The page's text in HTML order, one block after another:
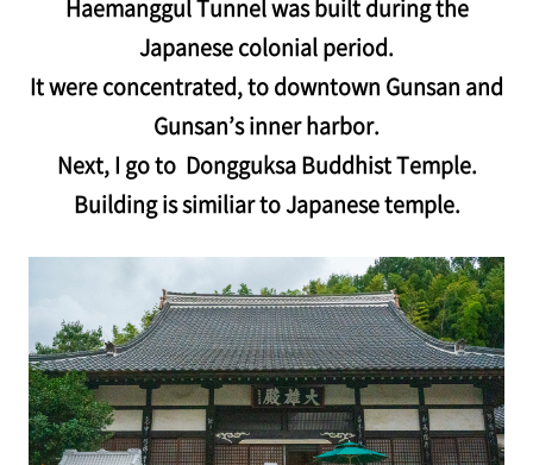
Haemanggul Tunnel was built during the
Japanese colonial period.
It were concentrated, to downtown Gunsan and
Gunsan’s inner harbor.
Next, I go to Dongguksa Buddhist Temple.
Building is similiar to Japanese temple.